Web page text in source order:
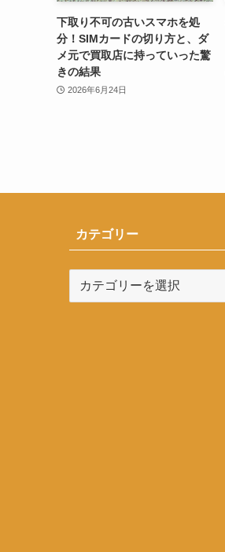
下取り不可の古いスマホを処
分！SIMカードの切り方と、ダ
メ元で買取店に持っていった驚
きの結果
2026年6月24日
カテゴリー
テ